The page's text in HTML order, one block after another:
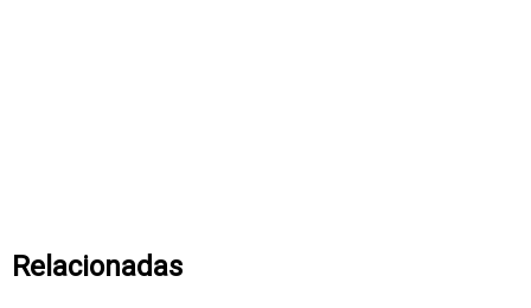
Relacionadas